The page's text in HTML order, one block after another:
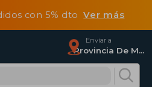
con 5% dtoVer más
Enviar a
Provincia De Madrid